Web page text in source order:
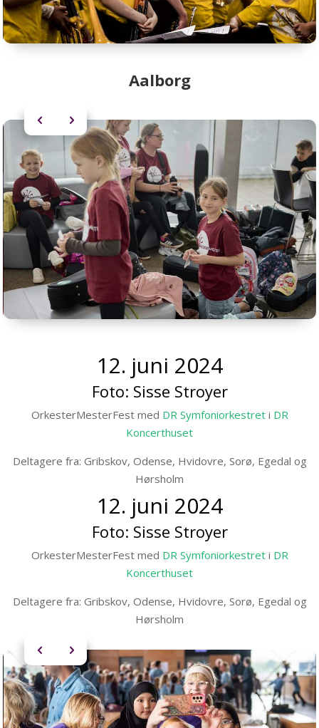
Aalborg
12. juni 2024
Foto: Sisse Stroyer
OrkesterMesterFest med DR Symfoniorkestreti DR
Koncerthuset
Deltagere fra: Gribskov, Odense, Hvidovre, Sorø, Egedal og
Hørsholm
12. juni 2024
Foto: Sisse Stroyer
OrkesterMesterFest med DR Symfoniorkestreti DR
Koncerthuset
Deltagere fra: Gribskov, Odense, Hvidovre, Sorø, Egedal og
Hørsholm